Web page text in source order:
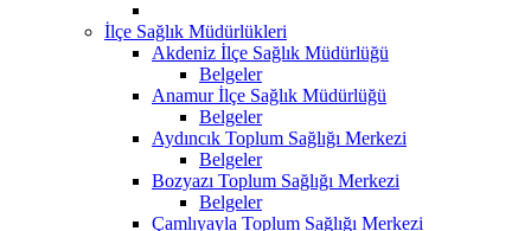
İlçe Sağlık Müdürlükleri
Akdeniz İlçe Sağlık Müdürlüğü
Belgeler
Anamur İlçe Sağlık Müdürlüğü
Belgeler
Aydıncık Toplum Sağlığı Merkezi
Belgeler
Bozyazı Toplum Sağlığı Merkezi
Belgeler
Çamlıyayla Toplum Sağlığı Merkezi